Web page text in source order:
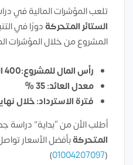
تلعب المؤشرات المالية في
الستائر المتحركة دورًا في
المشروع من خلال المؤشرات
رأس المال للمشروع:400 الف دولار
معدل العائد: 35 %
فترة الاسترداد: خلال
أطلب الأن من “بداية” دراسة
المتحركةبأفضل الأسعار
(
01004207097
)